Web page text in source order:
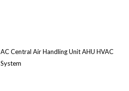
AC Central Air Handling Unit AHU HVAC
System